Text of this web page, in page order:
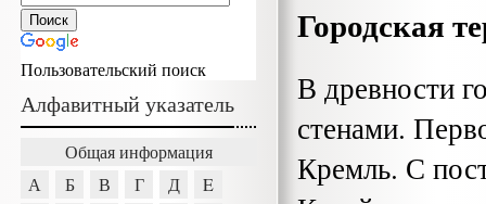
Городская
В древности
стенами.
Кремль. С
Пользовательский поиск
Алфавитный указатель
Общая информация
А
Б В Г Д
E